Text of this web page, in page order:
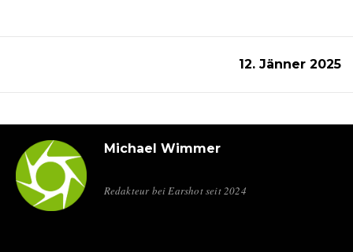
12. Jänner 2025
Michael Wimmer
Redakteur bei Earshot seit 2024